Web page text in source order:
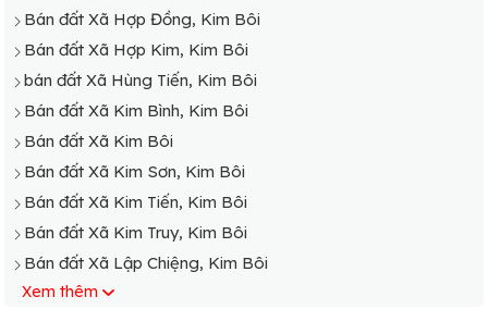
Bán đất Xã Hợp Đồng, Kim Bôi
Bán đất Xã Hợp Kim, Kim Bôi
bán đất Xã Hùng Tiến, Kim Bôi
Bán đất Xã Kim Bình, Kim Bôi
Bán đất Xã Kim Bôi
Bán đất Xã Kim Sơn, Kim Bôi
Bán đất Xã Kim Tiến, Kim Bôi
Bán đất Xã Kim Truy, Kim Bôi
Bán đất Xã Lập Chiệng, Kim Bôi
Bán đất Xã Mỵ Hoà, Kim Bôi
Xem thêm